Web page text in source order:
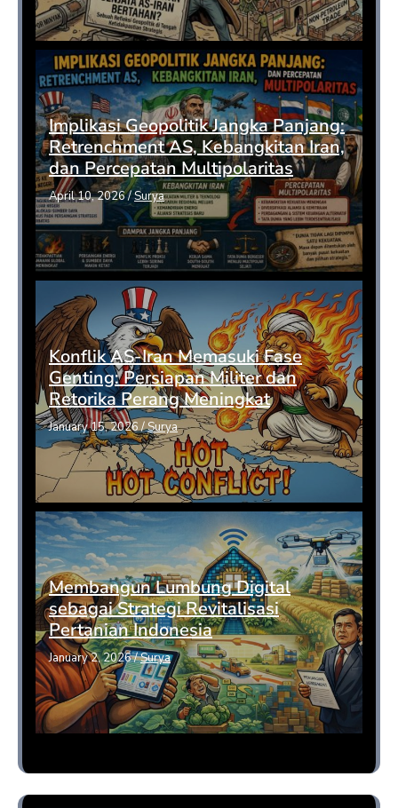
Implikasi Geopolitik Jangka Panjang:
Retrenchment AS, Kebangkitan Iran,
dan Percepatan Multipolaritas
April 10, 2026/Surya
Konflik AS-Iran Memasuki Fase
Genting: Persiapan Militer dan
Retorika Perang Meningkat
January 15, 2026/Surya
Membangun Lumbung Digital
sebagai Strategi Revitalisasi
Pertanian Indonesia
January 2, 2026/Surya